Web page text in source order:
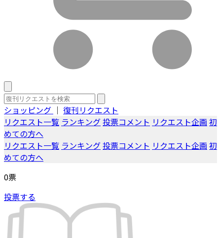
ショッピング ｜ 復刊リクエスト
リクエスト一覧 ランキング投票コメント リクエスト企画 初
めての方へ
リクエスト一覧 ランキング投票コメント リクエスト企画 初
めての方へ
0票
投票する